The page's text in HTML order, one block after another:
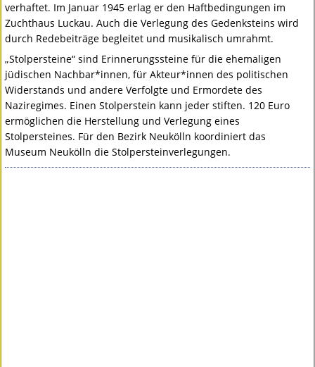
verhaftet. Im Januar 1945 erlag er den Haftbedingungen im
Zuchthaus Luckau. Auch die Verlegung des Gedenksteins wird
durch Redebeiträge begleitet und musikalisch umrahmt.
„Stolpersteine“ sind Erinnerungssteine für die ehemaligen
jüdischen Nachbar*innen, für Akteur*innen des politischen
Widerstands und andere Verfolgte und Ermordete des
Naziregimes. Einen Stolperstein kann jeder stiften. 120 Euro
ermöglichen die Herstellung und Verlegung eines
Stolpersteines. Für den Bezirk Neukölln koordiniert das
Museum Neukölln die Stolpersteinverlegungen.